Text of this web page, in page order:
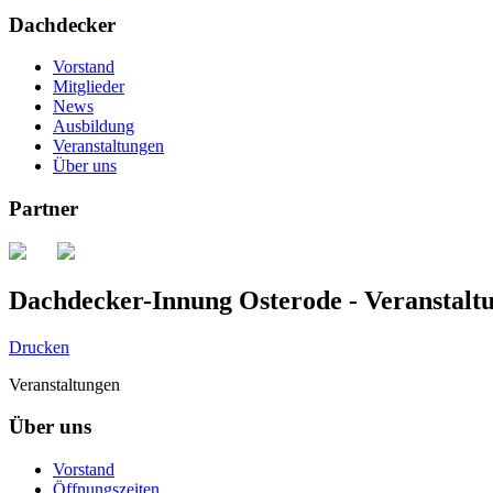
Dachdecker
Vorstand
Mitglieder
News
Ausbildung
Veranstaltungen
Über uns
Partner
Dachdecker-Innung Osterode -
Drucken
Veranstaltungen
Über uns
Vorstand